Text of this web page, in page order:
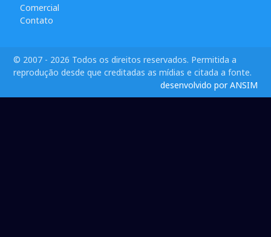
Comercial
Contato
© 2007 - 2026 Todos os direitos reservados. Permitida a
reprodução desde que creditadas as mídias e citada a fonte.
desenvolvido por ANSIM